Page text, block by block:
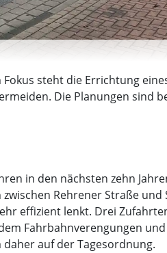
steht die Errichtung
Die Planungen sind
in den nächsten zehn
Rehrener Straße und
effizient lenkt. Drei
Fahrbahnverengungen
auf der Tagesordnung.